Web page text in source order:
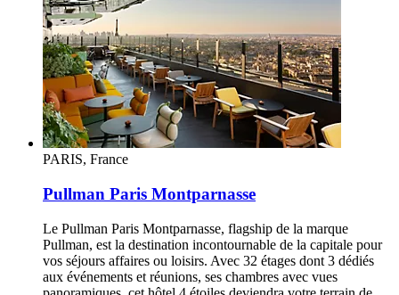
PARIS, France
Pullman Paris Montparnasse
Le Pullman Paris Montparnasse, flagship de la marque
Pullman, est la destination incontournable de la capitale pour
vos séjours affaires ou loisirs. Avec 32 étages dont 3 dédiés
aux événements et réunions, ses chambres avec vues